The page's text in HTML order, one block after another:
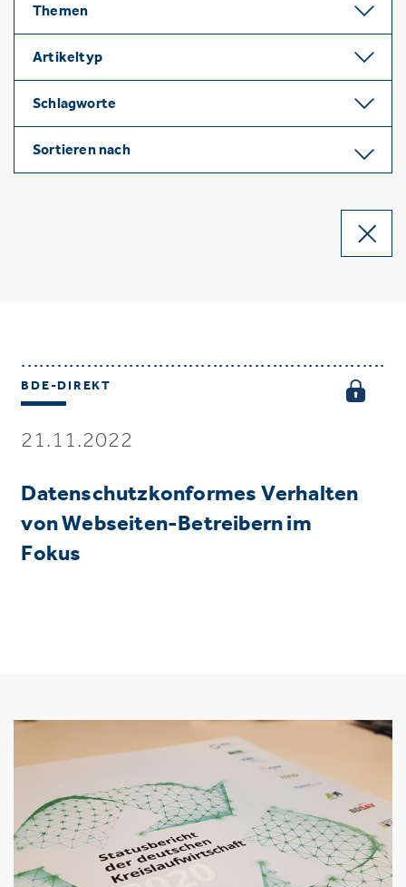
Themen
Artikeltyp
Schlagworte
Sortieren nach
BDE-DIREKT
21.11.2022
Datenschutzkonformes Verhalten
von Webseiten-Betreibern im
Fokus